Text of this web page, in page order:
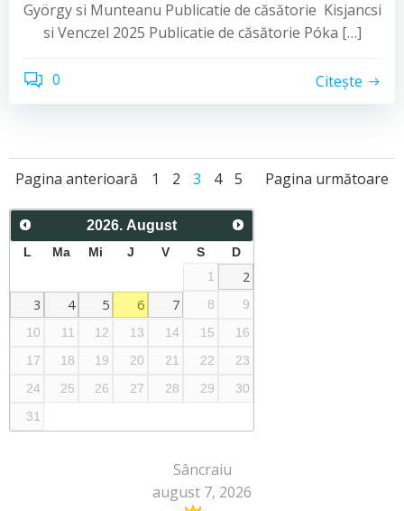
György si Munteanu Publicatie de căsătorie Kisjancsi
si Venczel 2025 Publicatie de căsătorie Póka […]
0 Citește
Posts
navigation
Pagina anterioară
Posts
navigation
Page
1 Page
2 Page
3 Page
4 Page
5
Posts
Pagina următoare
2026. August
L Ma Mi J V S
D
1
2
3
4 5 6 7 8
9
10
11 12 13 14 15
16
17
18 19 20 21 22
23
24
25 26 27 28 29
30
31
Sâncraiu
august 7, 2026